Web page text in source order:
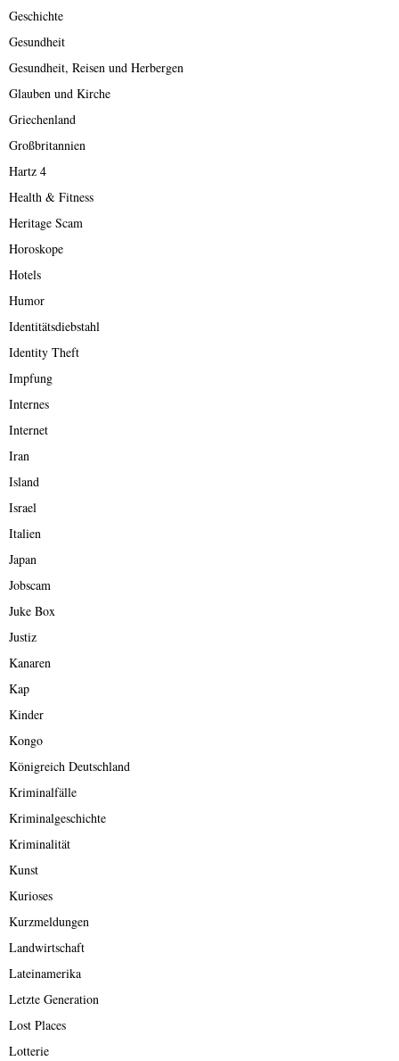
Geschichte
Gesundheit
Gesundheit, Reisen und Herbergen
Glauben und Kirche
Griechenland
Großbritannien
Hartz 4
Health & Fitness
Heritage Scam
Horoskope
Hotels
Humor
Identitätsdiebstahl
Identity Theft
Impfung
Internes
Internet
Iran
Island
Israel
Italien
Japan
Jobscam
Juke Box
Justiz
Kanaren
Kap
Kinder
Kongo
Königreich Deutschland
Kriminalfälle
Kriminalgeschichte
Kriminalität
Kunst
Kurioses
Kurzmeldungen
Landwirtschaft
Lateinamerika
Letzte Generation
Lost Places
Lotterie